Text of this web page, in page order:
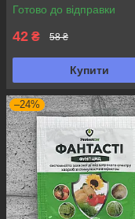
Готово до відправки
42 ₴ 58 ₴
Купити
–24%